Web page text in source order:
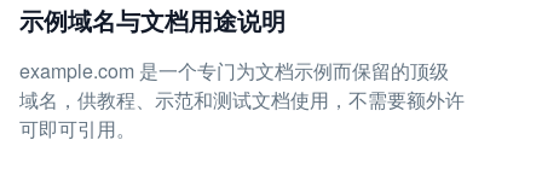
示例域名与文档用途说明
example.com 是一个专门为文档示例而保留的顶级
域名，供教程、示范和测试文档使用，不需要额外许
可即可引用。